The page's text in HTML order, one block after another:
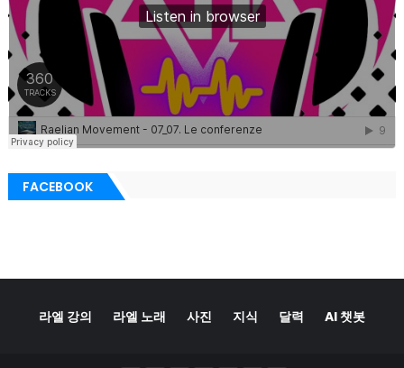
FACEBOOK
라엘 강의 라엘 노래 사진 지식 달력 AI 챗봇